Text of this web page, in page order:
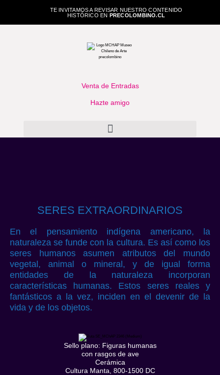
TE INVITAMOS A REVISAR NUESTRO CONTENIDO
HISTÓRICO EN PRECOLOMBINO.CL
Venta de Entradas
Hazte amigo
SERES EXTRAORDINARIOS
En el pensamiento indígena americano, la
naturaleza se funde con la cultura. Es así como los
seres humanos asumen atributos del mundo
vegetal, animal o mineral, y de igual forma
entidades de la naturaleza incorporan
características humanas. Estos seres reales y
fantásticos a la vez, inciden en el devenir de la
vida y de los objetos.
Sello plano: Figuras humanas
con rasgos de ave
Cerámica
Cultura Manta, 800-1500 DC